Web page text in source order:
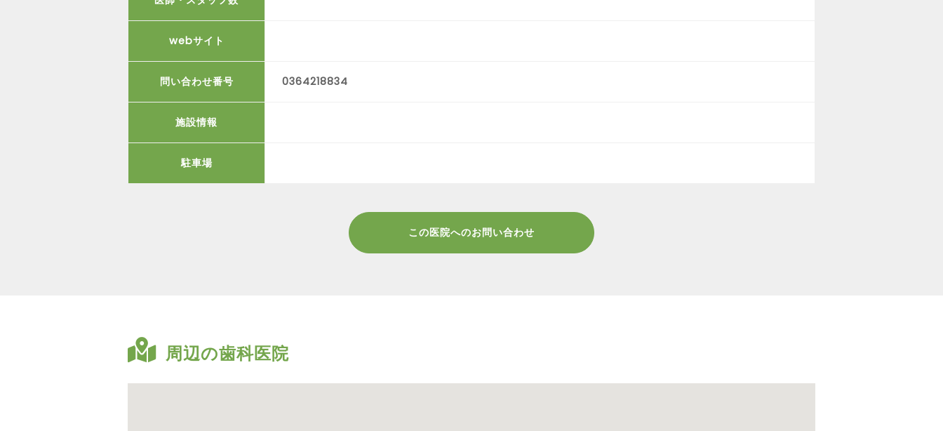
webサイト
問い合わせ番号 0364218834
施設情報
駐車場
この医院へのお問い合わせ
周辺の歯科医院